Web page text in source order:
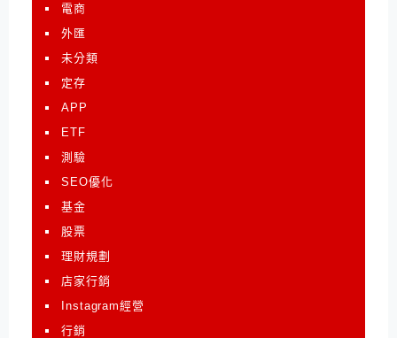
電商
外匯
未分類
定存
APP
ETF
測驗
SEO優化
基金
股票
理財規劃
店家行銷
Instagram經營
行銷